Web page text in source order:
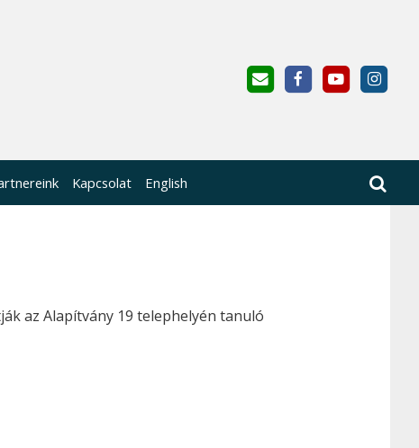
Kapcsolat English
az Alapítvány 19 telephelyén tanuló